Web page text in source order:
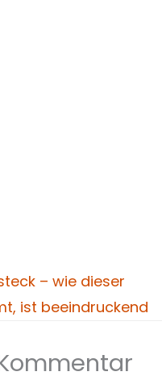
– wie dieser
ist beeindruckend